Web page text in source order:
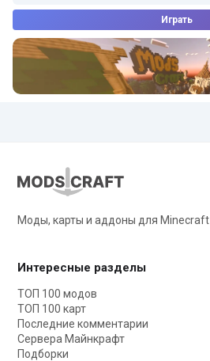
Играть
Моды, карты и аддоны для Minecraft
Интересные разделы
ТОП 100 модов
ТОП 100 карт
Последние комментарии
Сервера Майнкрафт
Подборки